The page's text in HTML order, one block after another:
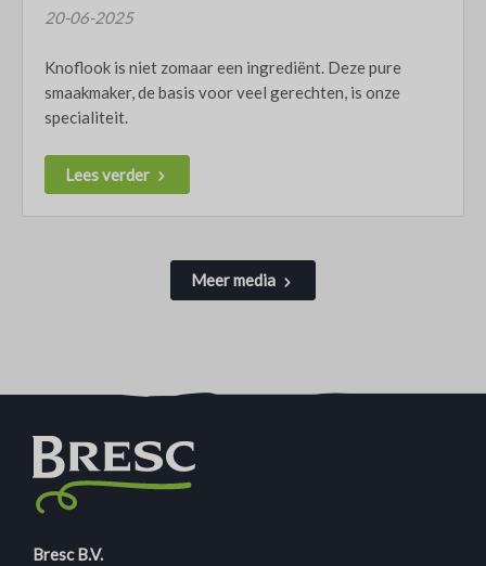
20-06-2025
Knoflook is niet zomaar een ingrediënt. Deze pure
smaakmaker, de basis voor veel gerechten, is onze
specialiteit.
Lees verder
Meer media
Bresc B.V.